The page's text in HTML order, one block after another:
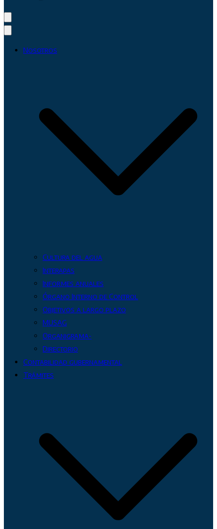
Nosotros
Cultura del agua
Interapas
Informes anuales
Órgano Interno de Control
Objetivos a largo plazo
MUSAG
Organigrama-
Directorio
Contabilidad gubernamental
Trámites